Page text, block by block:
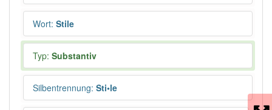
Wort: Stile
Typ: Substantiv
Silbentrennung: Sti•le